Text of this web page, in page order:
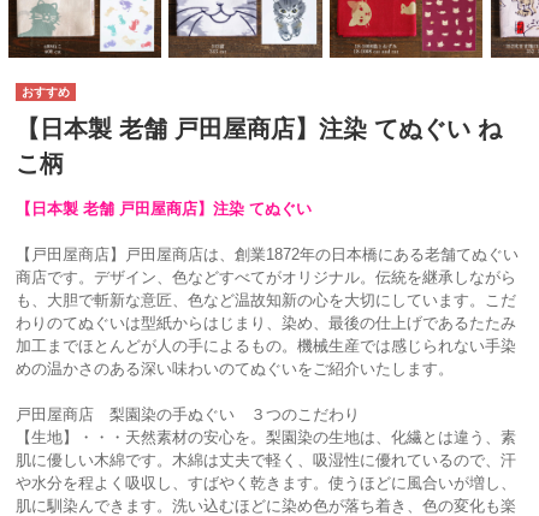
【日本製 老舗 戸田屋商店】注染 てぬぐい ね
こ柄
【日本製 老舗 戸田屋商店】注染 てぬぐい
【戸田屋商店】戸田屋商店は、創業1872年の日本橋にある老舗てぬぐい
商店です。デザイン、色などすべてがオリジナル。伝統を継承しながら
も、大胆で斬新な意匠、色など温故知新の心を大切にしています。こだ
わりのてぬぐいは型紙からはじまり、染め、最後の仕上げであるたたみ
加工までほとんどが人の手によるもの。機械生産では感じられない手染
めの温かさのある深い味わいのてぬぐいをご紹介いたします。
戸田屋商店 梨園染の手ぬぐい ３つのこだわり
【生地】・・・天然素材の安心を。梨園染の生地は、化繊とは違う、素
肌に優しい木綿です。木綿は丈夫で軽く、吸湿性に優れているので、汗
や水分を程よく吸収し、すばやく乾きます。使うほどに風合いが増し、
肌に馴染んできます。洗い込むほどに染め色が落ち着き、色の変化も楽